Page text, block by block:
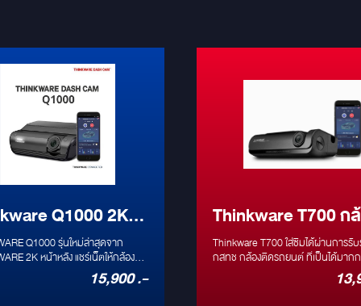
Q1000 2K
หน้าหลัง
Q1000 รุ่นใหม่ล่าสุดจาก
2K หน้าหลัง แชร์เน็ตให้กล้องดู
ได้ ผ่าน แอหตัวใหม่ THINKWARE
15,900 .-
Thinkware T700 ก
ติดรถยนต์ออนไลท์ได้
รองรับ Simcard ผ่า
Thinkware T700 ใส่ซิมได้ผ่านการรับ
กสทช กล้องติดรถยนต์ ที่เป็นได้มากกว่ากล้อง
ติดรถยนต์ ใส่ซิมและดูออนไลท์ได้เลย
แจ้งเตือนมาที่มือถือถ้าเกิดแรงสะเทือ